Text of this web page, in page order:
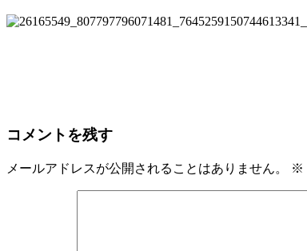
コメントを残す
メールアドレスが公開されることはありません。 ※